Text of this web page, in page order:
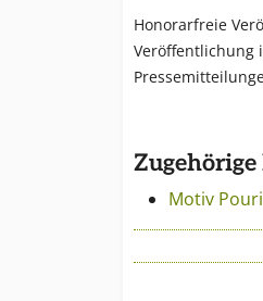
Honorarfreie
Veröffentlichung
Motiv